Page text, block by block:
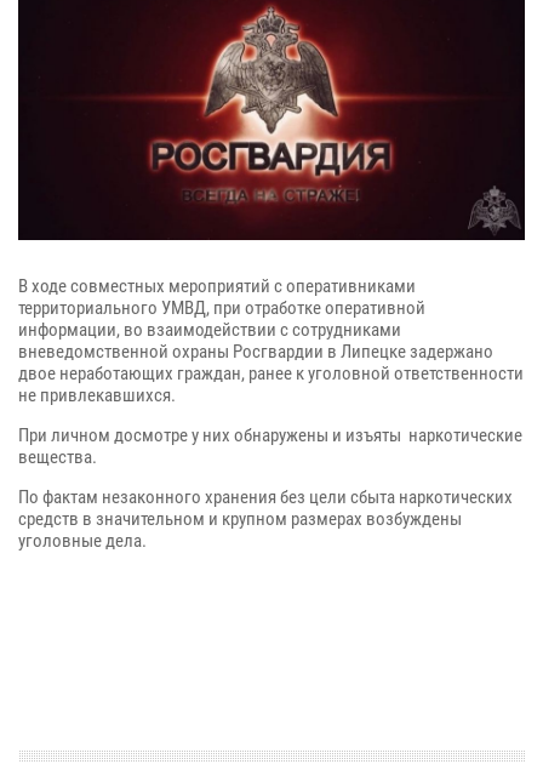
В ходе совместных мероприятий с оперативниками
территориального УМВД, при отработке оперативной
информации, во взаимодействии с сотрудниками
вневедомственной охраны Росгвардии в Липецке задержано
двое неработающих граждан, ранее к уголовной ответственности
не привлекавшихся.
При личном досмотре у них обнаружены и изъяты наркотические
вещества.
По фактам незаконного хранения без цели сбыта наркотических
средств в значительном и крупном размерах возбуждены
уголовные дела.